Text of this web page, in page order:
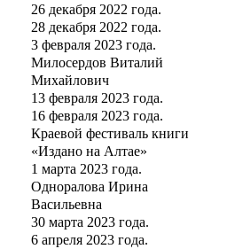
26 декабря 2022 года.
28 декабря 2022 года.
3 февраля 2023 года.
Милосердов Виталий
Михайлович
13 февраля 2023 года.
16 февраля 2023 года.
Краевой фестиваль книги
«Издано на Алтае»
1 марта 2023 года.
Одноралова Ирина
Васильевна
30 марта 2023 года.
6 апреля 2023 года.